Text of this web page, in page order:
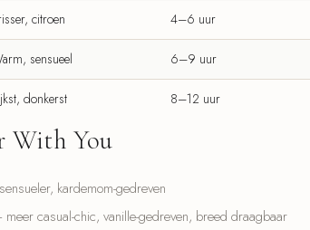
citroen 4–6 uur
sensueel 6–9 uur
donkerst 8–12 uur
With You
kardemom-gedreven
casual-chic, vanille-gedreven, breed draagbaar